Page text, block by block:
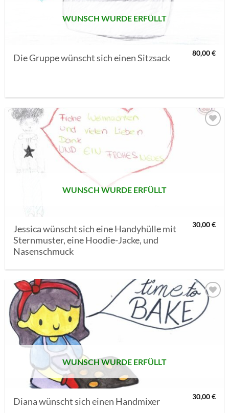
WUNSCH WURDE ERFÜLLT
Die Gruppe wünscht sich einen Sitzsack 80,00€
WUNSCH WURDE ERFÜLLT
Jessica wünscht sich eine Handyhülle mit
Sternmuster, eine Hoodie-Jacke, und
Nasenschmuck
30,00€
AUF MEINE
MERKLISTE
SETZEN
WUNSCH WURDE ERFÜLLT
Diana wünscht sich einen Handmixer 30,00€